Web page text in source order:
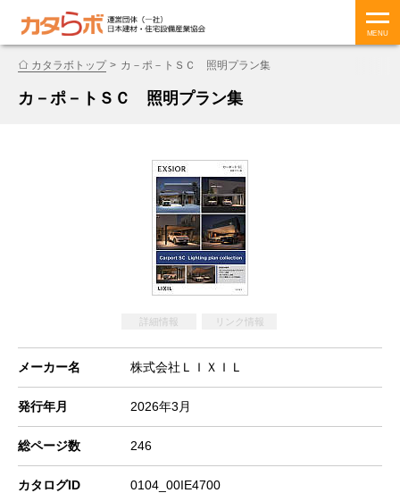
MENU
カタラボトップ カ－ポ－トＳＣ 照明プラン集
カ－ポ－トＳＣ 照明プラン集
詳細情報 リンク情報
メーカー名 株式会社ＬＩＸＩＬ
発行年月 2026年3月
総ページ数 246
カタログID 0104_00IE4700